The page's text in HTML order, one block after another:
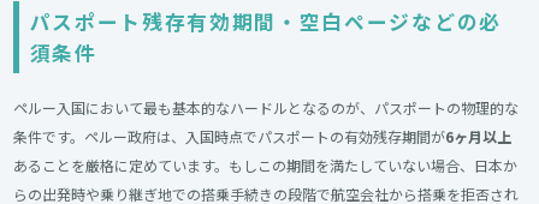
パスポート残存有効期間・空白ページなどの必
須条件
ペルー入国において最も基本的なハードルとなるのが、パスポートの物理的な
条件です。ペルー政府は、入国時点でパスポートの有効残存期間が6ヶ月以上
あることを厳格に定めています。もしこの期間を満たしていない場合、日本か
らの出発時や乗り継ぎ地での搭乗手続きの段階で航空会社から搭乗を拒否され